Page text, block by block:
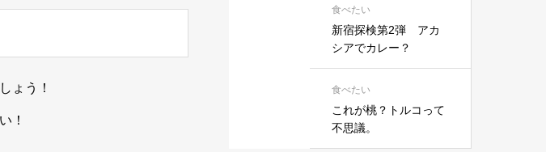
ょう！
！
食べたい
新宿探検第2弾 アカ
シアでカレー？
食べたい
これが桃？トルコって
不思議。